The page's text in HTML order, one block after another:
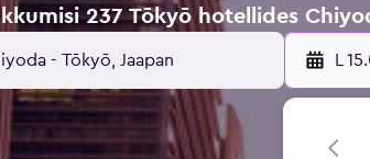
237 Tōkyō hotellides
L